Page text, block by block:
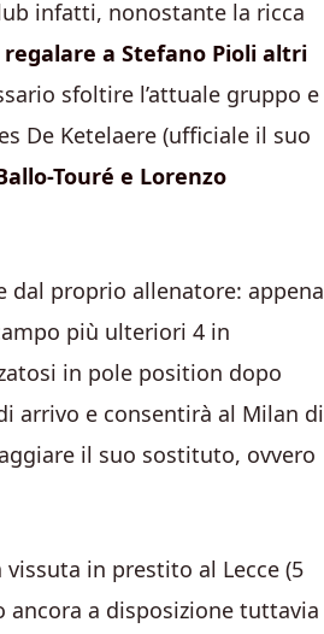
infatti, nonostante la ricca
a Stefano Pioli altri
sfoltire l’attuale gruppo e
De Ketelaere (ufficiale il suo
Touré e Lorenzo
dal proprio allenatore: appena
più ulteriori 4 in
in pole position dopo
arrivo e consentirà al Milan di
il suo sostituto, ovvero
in prestito al Lecce (5
ancora a disposizione tuttavia